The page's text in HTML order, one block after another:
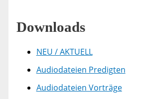
Downloads
NEU / AKTUELL
Audiodateien Predigten
Audiodateien Vorträge